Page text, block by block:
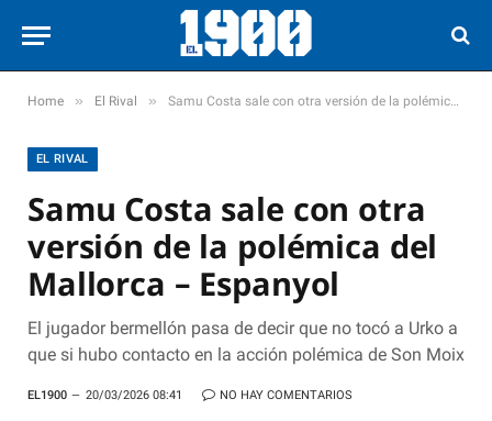
Home » El Rival » Samu Costa sale con otra versión de la polémica del Mallorca – Espanyol
EL RIVAL
Samu Costa sale con otra
versión de la polémica del
Mallorca – Espanyol
El jugador bermellón pasa de decir que no tocó a Urko a
que si hubo contacto en la acción polémica de Son Moix
EL1900 20/03/2026 08:41 NO HAY COMENTARIOS